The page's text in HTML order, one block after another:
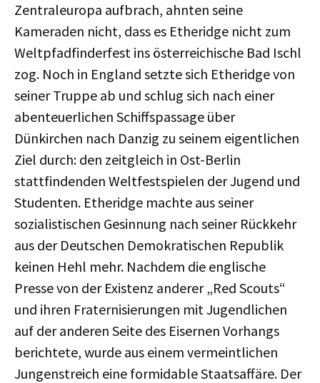
Zentraleuropa aufbrach, ahnten seine
Kameraden nicht, dass es Etheridge nicht zum
Weltpfadfinderfest ins österreichische Bad Ischl
zog. Noch in England setzte sich Etheridge von
seiner Truppe ab und schlug sich nach einer
abenteuerlichen Schiffspassage über
Dünkirchen nach Danzig zu seinem eigentlichen
Ziel durch: den zeitgleich in Ost-Berlin
stattfindenden Weltfestspielen der Jugend und
Studenten. Etheridge machte aus seiner
sozialistischen Gesinnung nach seiner Rückkehr
aus der Deutschen Demokratischen Republik
keinen Hehl mehr. Nachdem die englische
Presse von der Existenz anderer „Red Scouts“
und ihren Fraternisierungen mit Jugendlichen
auf der anderen Seite des Eisernen Vorhangs
berichtete, wurde aus einem vermeintlichen
Jungenstreich eine formidable Staatsaffäre. Der